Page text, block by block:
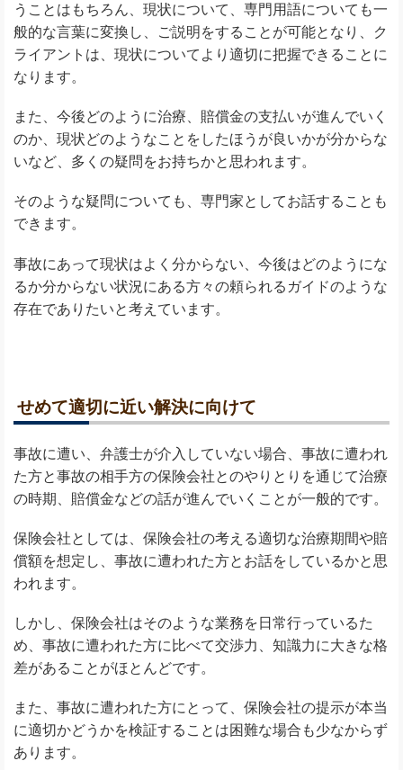
うことはもちろん、現状について、専門用語についても一
般的な言葉に変換し、ご説明をすることが可能となり、ク
ライアントは、現状についてより適切に把握できることに
なります。
また、今後どのように治療、賠償金の支払いが進んでいく
のか、現状どのようなことをしたほうが良いかが分からな
いなど、多くの疑問をお持ちかと思われます。
そのような疑問についても、専門家としてお話することも
できます。
事故にあって現状はよく分からない、今後はどのようにな
るか分からない状況にある方々の頼られるガイドのような
存在でありたいと考えています。
せめて適切に近い解決に向けて
事故に遭い、弁護士が介入していない場合、事故に遭われ
た方と事故の相手方の保険会社とのやりとりを通じて治療
の時期、賠償金などの話が進んでいくことが一般的です。
保険会社としては、保険会社の考える適切な治療期間や賠
償額を想定し、事故に遭われた方とお話をしているかと思
われます。
しかし、保険会社はそのような業務を日常行っているた
め、事故に遭われた方に比べて交渉力、知識力に大きな格
差があることがほとんどです。
また、事故に遭われた方にとって、保険会社の提示が本当
に適切かどうかを検証することは困難な場合も少なからず
あります。